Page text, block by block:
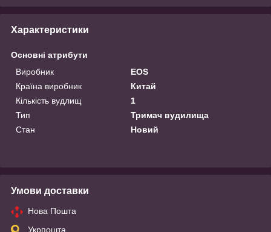
Характеристики
Основні атрибути
Виробник
EOS
Країна виробник
Китай
Кількість вудлищ
1
Тип
Тримач вудилища
Стан
Новий
Умови доставки
Нова Пошта
Укрпошта